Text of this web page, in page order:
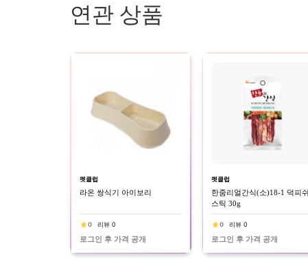
연관 상품
펫클럽
라온 쌍식기 아이보리
0 리뷰 0
로그인 후 가격 공개
펫클럽
한줌리얼간식(소)18-1 덕피쉬
스틱 30g
0 리뷰 0
로그인 후 가격 공개